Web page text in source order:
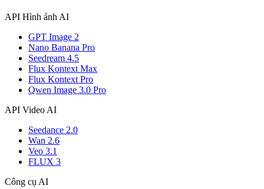
API Hình ảnh AI
GPT Image 2
Nano Banana Pro
Seedream 4.5
Flux Kontext Max
Flux Kontext Pro
Qwen Image 3.0 Pro
API Video AI
Seedance 2.0
Wan 2.6
Veo 3.1
FLUX 3
Công cụ AI